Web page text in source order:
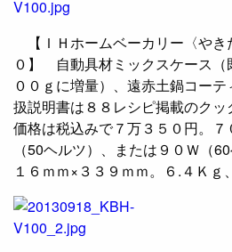
【ＩＨホームベーカリー〈やき
０】 自動具材ミックスケース（
００ｇに増量）、遠赤土鍋コー
扱説明書は８８レシピ掲載のク
価格は税込みで７万３５０円。
（50ヘルツ）、または９０Ｗ（
１６ｍｍ×３３９ｍｍ。６.４Ｋｇ